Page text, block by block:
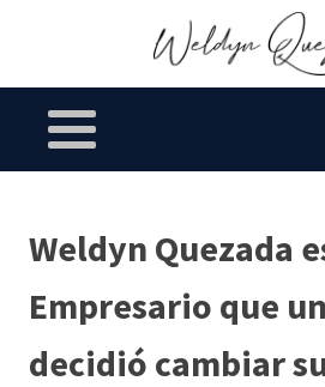
Weldyn Quezada
Empresario que
decidió cambiar